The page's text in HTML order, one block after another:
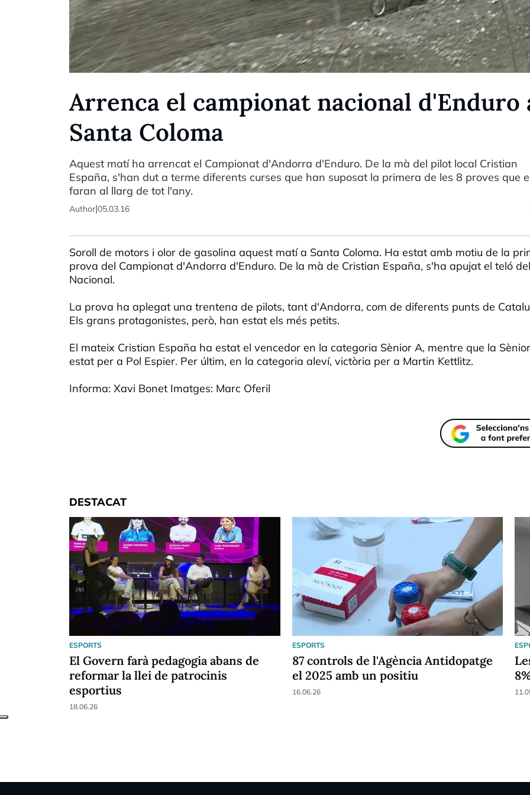
Arrenca el campionat nacional d'Enduro
Santa Coloma
Aquest matí ha arrencat el Campionat d'Andorra d'Enduro. De la mà del pilot local Cristian
España, s'han dut a terme diferents curses que han suposat la primera de les 8 proves que
faran al llarg de tot l'any.
Author|05.03.16
Soroll de motors i olor de gasolina aquest matí a Santa Coloma. Ha estat amb motiu de la
prova del Campionat d'Andorra d'Enduro. De la mà de Cristian España, s'ha apujat el teló del
Nacional.
La prova ha aplegat una trentena de pilots, tant d'Andorra, com de diferents punts de
Els grans protagonistes, però, han estat els més petits.
El mateix Cristian España ha estat el vencedor en la categoria Sènior A, mentre que la
estat per a Pol Espier. Per últim, en la categoria aleví, victòria per a Martin Kettlitz.
Informa: Xavi Bonet Imatges: Marc Oferil
DESTACAT
ESPORTS
El Govern farà pedagogia abans de
reformar la llei de patrocinis
esportius
18.06.26
ESPORTS
87 controls de l'Agència Antidopatge
el 2025 amb un positiu
16.06.26